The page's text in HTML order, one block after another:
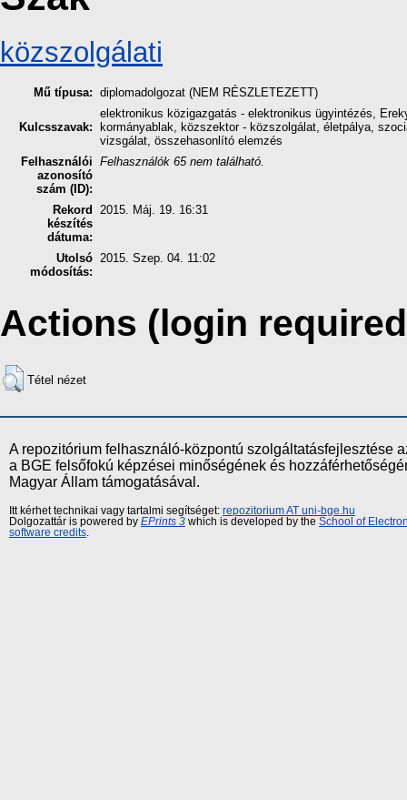
közszolgálati
Mű típusa: diplomadolgozat (NEM RÉSZLETEZETT)
Kulcsszavak:
elektronikus közigazgatás - elektronikus ügyintézés,
kormányablak, közszektor - közszolgálat, életpálya,
vizsgálat, összehasonlító elemzés
Felhasználói
azonosító
szám (ID):
Felhasználók 65 nem található.
Rekord
készítés
dátuma:
2015. Máj. 19. 16:31
Utolsó
módosítás:
2015. Szep. 04. 11:02
Actions (login
Tétel nézet
A repozitórium felhasználó-központú szolgáltatásfejlesztése
a BGE felsőfokú képzései minőségének és
Magyar Állam támogatásával.
Itt kérhet technikai vagy tartalmi segítséget: repozitorium AT uni-bge.hu
Dolgozattár is powered by EPrints 3 which is developed by the School of
software credits